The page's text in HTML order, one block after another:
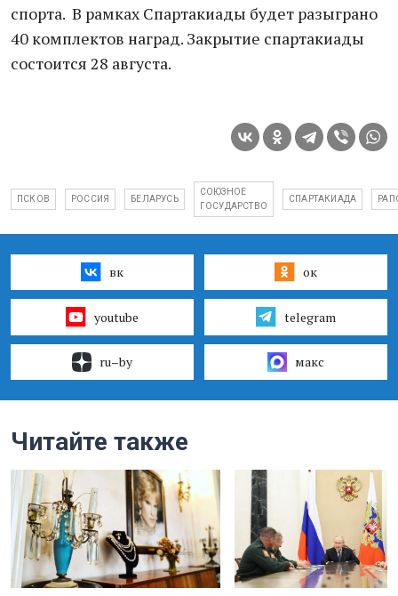
спорта. В рамках Спартакиады будет разыграно
40 комплектов наград. Закрытие спартакиады
состоится 28 августа.
ПСКОВ РОССИЯ БЕЛАРУСЬ
СОЮЗНОЕ
ГОСУДАРСТВО
СПАРТАКИАДА
вк ок
youtube telegram
ru–by макс
Читайте также